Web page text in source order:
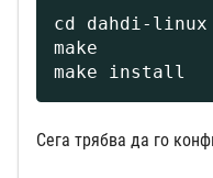
cd dahdi-linux
make
make install
Сега трябва да го